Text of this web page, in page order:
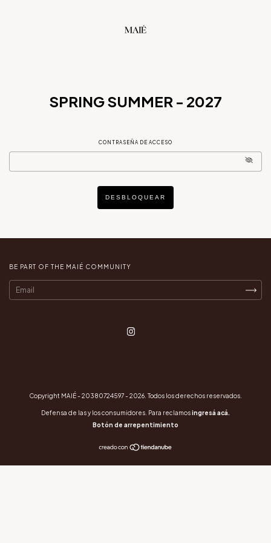
SPRING SUMMER - 2027
CONTRASEÑA DE ACCESO
DESBLOQUEAR
BE PART OF THE MAIÉ COMMUNITY
Copyright MAIÉ - 20380724597 - 2026. Todos los derechos reservados.
Defensa de las y los consumidores. Para reclamosingresá acá.
Botón de arrepentimiento